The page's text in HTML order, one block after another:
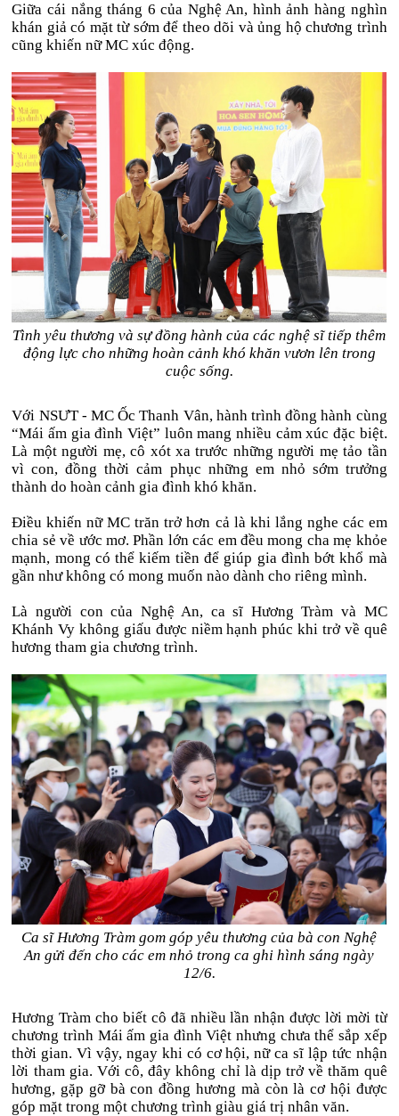
Giữa cái nắng tháng 6 của Nghệ An, hình ảnh hàng nghìn
khán giả có mặt từ sớm để theo dõi và ủng hộ chương trình
cũng khiến nữ MC xúc động.
Tình yêu thương và sự đồng hành của các nghệ sĩ tiếp thêm
động lực cho những hoàn cảnh khó khăn vươn lên trong
cuộc sống.
Với NSƯT - MC Ốc Thanh Vân, hành trình đồng hành cùng
“Mái ấm gia đình Việt” luôn mang nhiều cảm xúc đặc biệt.
Là một người mẹ, cô xót xa trước những người mẹ tảo tần
vì con, đồng thời cảm phục những em nhỏ sớm trưởng
thành do hoàn cảnh gia đình khó khăn.
Điều khiến nữ MC trăn trở hơn cả là khi lắng nghe các em
chia sẻ về ước mơ. Phần lớn các em đều mong cha mẹ khỏe
mạnh, mong có thể kiếm tiền để giúp gia đình bớt khổ mà
gần như không có mong muốn nào dành cho riêng mình.
Là người con của Nghệ An, ca sĩ Hương Tràm và MC
Khánh Vy không giấu được niềm hạnh phúc khi trở về quê
hương tham gia chương trình.
Ca sĩ Hương Tràm gom góp yêu thương của bà con Nghệ
An gửi đến cho các em nhỏ trong ca ghi hình sáng ngày
12/6.
Hương Tràm cho biết cô đã nhiều lần nhận được lời mời từ
chương trình Mái ấm gia đình Việt nhưng chưa thể sắp xếp
thời gian. Vì vậy, ngay khi có cơ hội, nữ ca sĩ lập tức nhận
lời tham gia. Với cô, đây không chỉ là dịp trở về thăm quê
hương, gặp gỡ bà con đồng hương mà còn là cơ hội được
góp mặt trong một chương trình giàu giá trị nhân văn.